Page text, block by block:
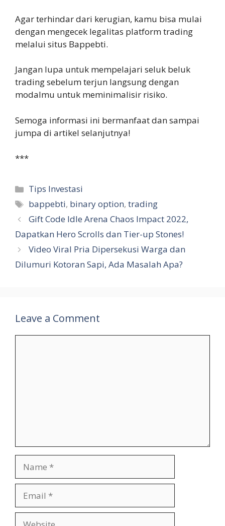
Agar terhindar dari kerugian, kamu bisa mulai
dengan mengecek legalitas platform trading
melalui situs Bappebti.
Jangan lupa untuk mempelajari seluk beluk
trading sebelum terjun langsung dengan
modalmu untuk meminimalisir risiko.
Semoga informasi ini bermanfaat dan sampai
jumpa di artikel selanjutnya!
***
Categories
Tips Investasi
Tags
bappebti, binary option,trading
Gift Code Idle Arena Chaos Impact 2022,
Dapatkan Hero Scrolls dan Tier-up Stones!
Video Viral Pria Dipersekusi Warga dan
Dilumuri Kotoran Sapi, Ada Masalah Apa?
Leave a Comment